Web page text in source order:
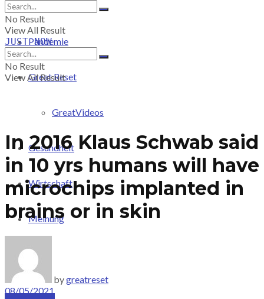
Pandemie
Great Reset
GreatVideos
Gesundheit
Wirtschaft
Meinung
PRICING
No Result
View All Result
JUST-NOW
No Result
View All Result
In 2016 Klaus Schwab said
in 10 yrs humans will have
microchips implanted in
brains or in skin
bygreatreset
08/05/2021